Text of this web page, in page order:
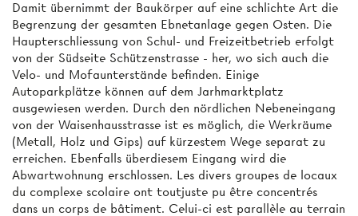
Damit übernimmt der Baukörper auf eine schlichte Art die
Begrenzung der gesamten Ebnetanlage gegen Osten. Die
Haupterschliessung von Schul- und Freizeitbetrieb erfolgt
von der Südseite Schützenstrasse - her, wo sich auch die
Velo- und Mofaunterstände befinden. Einige
Autoparkplätze können auf dem Jarhmarktplatz
ausgewiesen werden. Durch den nördlichen Nebeneingang
von der Waisenhausstrasse ist es möglich, die Werkräume
(Metall, Holz und Gips) auf kürzestem Wege separat zu
erreichen. Ebenfalls überdiesem Eingang wird die
Abwartwohnung erschlossen. Les divers groupes de locaux
du complexe scolaire ont toutjuste pu être concentrés
dans un corps de bâtiment. Celui-ci est parallèle au terrain